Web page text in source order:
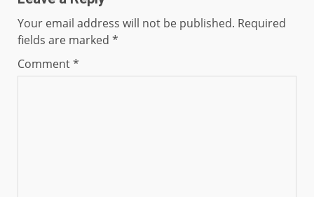
Your email address will not be published. Required
fields are marked *
Comment*